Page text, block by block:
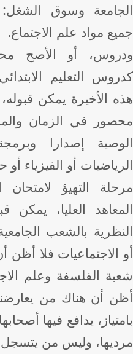
وسوق الشغل:
مواد علم الاجتماع.
أو الأصح
التعليم الابتدائي
الأخيرة يمكن
في الزمان
إصدارا
أو الفيزياء أو
التهيؤ لامتحان
العليا، يمكن
بالشعب
الاجتماعيات فلا أظن
الفلسفة وعلم
أن هناك من
يدافع فيها
وليس من يتسجل